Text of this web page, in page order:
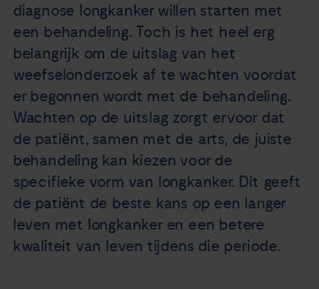
diagnose longkanker willen starten met
een behandeling. Toch is het heel erg
belangrijk om de uitslag van het
weefselonderzoek af te wachten voordat
er begonnen wordt met de behandeling.
Wachten op de uitslag zorgt ervoor dat
de patiënt, samen met de arts, de juiste
behandeling kan kiezen voor de
specifieke vorm van longkanker. Dit geeft
de patiënt de beste kans op een langer
leven met longkanker en een betere
kwaliteit van leven tijdens die periode.